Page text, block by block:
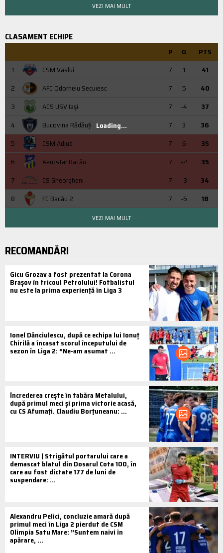
VEZI MAI MULT
CLASAMENT ECHIPE
P G
PTS
1
CSM Vaslui 7 1
41
2
AFC Odorheiu Secuiesc 7 5
40
3
ACS USV Iaşi 7 -4
37
4
Bucovina Rădăuți 7 3
36
5
CSM Adjud 7 6
35
6
Aerostar Bacău 7 -2
35
7
CS Gheorgheni 7 -3
34
8
FC Bacău 2 7 -6 18
Loading...
VEZI MAI MULT
RECOMANDĂRI
Gicu Grozav a fost prezentat la Corona
Brașov în tricoul Petrolului! Fotbalistul
nu este la prima experiență în Liga 3
Ionel Dănciulescu, după ce echipa lui Ionuț
Chirilă a încasat scorul începutului de
sezon în Liga 2: ”Ne-am asumat ...
Încrederea crește în tabăra Metalului,
după primul meci și prima victorie acasă,
cu CS Afumați. Claudiu Borțuneanu: ...
INTERVIU | Strigătul portarului care a
demascat blatul din Dosarul Cota 100, în
care au fost dictate 177 de luni de
suspendare: ...
Alexandru Pelici, concluzie amară după
primul meci în Liga 2 pierdut de CSM
Olimpia Satu Mare: ”Suntem naivi în
apărare, ...